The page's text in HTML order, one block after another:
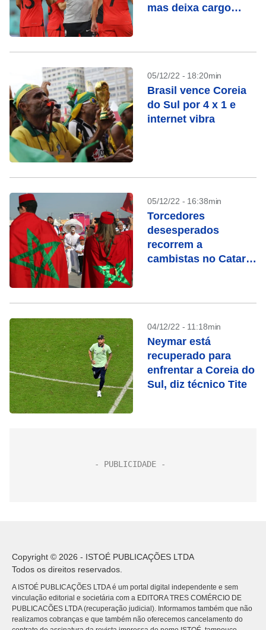
mas deixa cargo
05/12/22 - 18:20min
Brasil vence Coreia
do Sul por 4 x 1 e
internet vibra
05/12/22 - 16:38min
Torcedores
desesperados
recorrem a
cambistas no Catar
do Mundo
04/12/22 - 11:18min
Neymar está
recuperado para
enfrentar a Coreia do
Sul, diz técnico Tite
Copyright © 2026 - ISTOÉ PUBLICAÇÕES LTDA
Todos os direitos reservados.
A ISTOÉ PUBLICAÇÕES LTDA é um portal digital independente e sem
vinculação editorial e societária com a EDITORA TRES COMÉRCIO DE
PUBLICACÕES LTDA (recuperação judicial). Informamos também que não
realizamos cobranças e que também não oferecemos cancelamento do